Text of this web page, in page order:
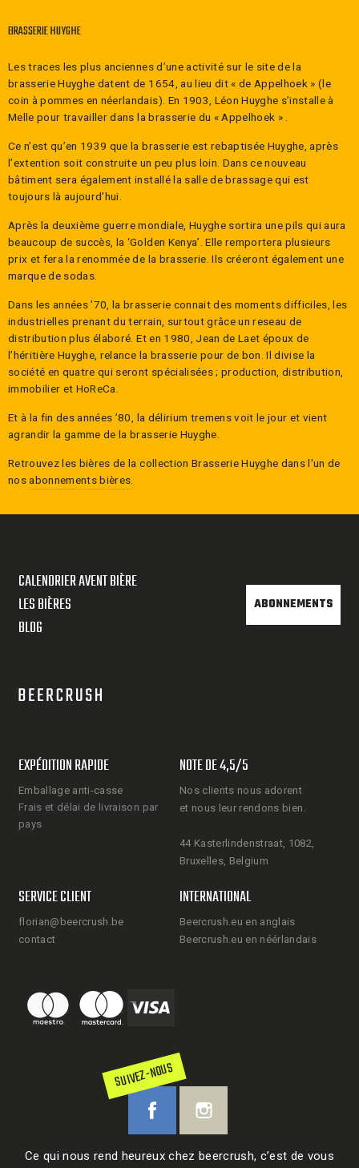
BRASSERIE HUYGHE
Les traces les plus anciennes d’une activité sur le site de la
brasserie Huyghe datent de 1654, au lieu dit « de Appelhoek » (le
coin à pommes en néerlandais). En 1903, Léon Huyghe s’installe à
Melle pour travailler dans la brasserie du « Appelhoek » .
Ce n’est qu’en 1939 que la brasserie est rebaptisée Huyghe, après
l’extention soit construite un peu plus loin. Dans ce nouveau
bâtiment sera également installé la salle de brassage qui est
toujours là aujourd’hui.
Après la deuxième guerre mondiale, Huyghe sortira une pils qui aura
beaucoup de succès, la ‘Golden Kenya’. Elle remportera plusieurs
prix et fera la renommée de la brasserie. Ils créeront également une
marque de sodas.
Dans les années ’70, la brasserie connait des moments difficiles, les
industrielles prenant du terrain, surtout grâce un reseau de
distribution plus élaboré. Et en 1980, Jean de Laet époux de
l’héritière Huyghe, relance la brasserie pour de bon. Il divise la
société en quatre qui seront spécialisées ; production, distribution,
immobilier et HoReCa.
Et à la fin des années ’80, la délirium tremens voit le jour et vient
agrandir la gamme de la brasserie Huyghe.
Retrouvez les bières de la collection Brasserie Huyghe dans l'un de
nosabonnements bières.
CALENDRIER AVENT BIÈRE
LES BIÈRES
BLOG
ABONNEMENTS
EXPÉDITION RAPIDE
Emballage anti-casse
Frais et délai de livraison par
pays
NOTE DE 4,5/5
Nos clients nous adorent
et nous leur rendons bien.
44 Kasterlindenstraat, 1082,
Bruxelles, Belgium
SERVICE CLIENT
florian@beercrush.be
contact
INTERNATIONAL
Beercrush.eu en anglais
Beercrush.eu en néérlandais
SUIVEZ-NOUS
Ce qui nous rend heureux chez beercrush, c’est de vous